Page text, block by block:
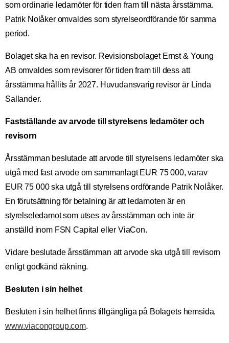
som ordinarie ledamöter för tiden fram till nästa årsstämma.
Patrik Nolåker omvaldes som styrelseordförande för samma
period.
Bolaget ska ha en revisor. Revisionsbolaget Ernst & Young
AB omvaldes som revisorer för tiden fram till dess att
årsstämma hållits år 2027. Huvudansvarig revisor är Linda
Sallander.
Fastställande av arvode till styrelsens ledamöter och
revisorn
Årsstämman beslutade att arvode till styrelsens ledamöter ska
utgå med fast arvode om sammanlagt EUR 75 000, varav
EUR 75 000 ska utgå till styrelsens ordförande Patrik Nolåker.
En förutsättning för betalning är att ledamoten är en
styrelseledamot som utses av årsstämman och inte är
anställd inom FSN Capital eller ViaCon.
Vidare beslutade årsstämman att arvode ska utgå till revisorn
enligt godkänd räkning.
Besluten i sin helhet
Besluten i sin helhet finns tillgängliga på Bolagets hemsida,
www.viacongroup.com.